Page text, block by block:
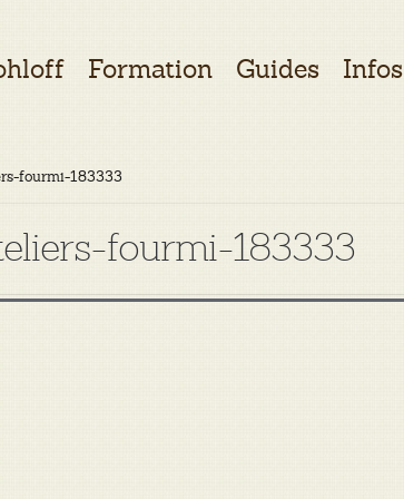
Formation Guides Infos
fourmi-183333
fourmi-183333